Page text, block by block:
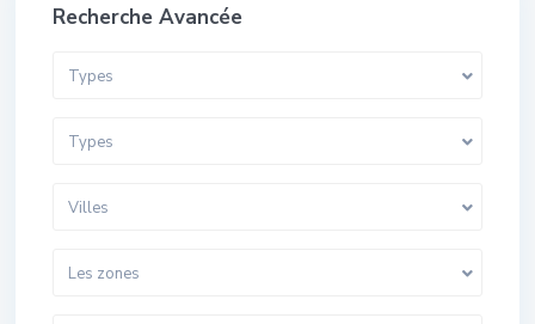
Recherche Avancée
Types
Types
Villes
Les zones